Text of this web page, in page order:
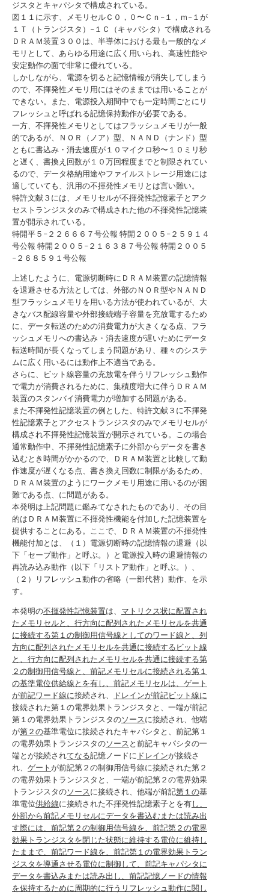
ジスタとキャパシタで構成されている。
図１１に示す、メモリセルＣ０，０〜Ｃｎ−１，ｍ−１が
１Ｔ（トランジスタ）−１Ｃ（キャパシタ）で構成される
ＤＲＡＭ装置３００は、半導体における最も一般的なメ
モリとして、あらゆる用途に広く用いられ、高速性能や
安定動作の面で非常に優れている。
しかしながら、電源を切ると記憶情報が消失してしまう
ので、不揮発性メモリ用にはそのままでは用いることが
できない。また、電源投入期間中でも一定時間ごとにリ
フレッシュと呼ばれる記憶保持動作が必要である。
一方、不揮発性メモリとしてはフラッシュメモリが一般
的であるが、ＮＯＲ（ノア）型、ＮＡＮＤ（ナンド）型
ともに書込み・消去速度が１０マイクロ秒〜１０ミリ秒
と遅く、書換え回数が１０万回程度までと制限されてい
るので、データ格納用途やファイルストレージ用途には
適していても、汎用の不揮発性メモリとは言い難い。
特許文献３には、メモリセルが不揮発性記憶素子とアク
セストランジスタのみで構成された他の不揮発性記憶装
置が開示されている。
特開平５−２２６６６７号公報 特開２００５−２５９１４
号公報 特開２００５−２１６３８７号公報 特開２００５
−２６８５９１号公報
上述したように、電源切断時にＤＲＡＭ装置の記憶情報
を退避させる方法としては、外部のＮＯＲ型やＮＡＮＤ
型フラッシュメモリを用いる方法が使われているが、大
きなバス配線容量や外部接続端子容量を充放電するため
に、データ転送のための消費電力が大きくなる点、フラ
ッシュメモリへの書込み・消去速度が遅いためにデータ
転送時間が長くなってしまう問題があり、種々のシステ
ムに広く用いるには動作上不適当である。
さらに、ビット線容量の充放電を伴うリフレッシュ動作
で電力が消費されるために、集積度増大に伴うＤＲＡＭ
装置のスタンバイ消費電力が増加する問題がある。
また不揮発性記憶装置の例とした、特許文献３に不揮発
性記憶素子とアクセストランジスタのみでメモリセルが
構成され不揮発性記憶装置が開示されている。この場合
通常動作中、不揮発性記憶素子に外部からデータを書き
込むとき時間がかかるので、ＤＲＡＭ装置と比較して動
作速度が遅くなる点、書き換え回数に制限があるため、
ＤＲＡＭ装置のようにワークメモリ用途に用いるのが困
難である点、に問題がある。
本発明は上記問題に鑑みてなされたものであり、その目
的はＤＲＡＭ装置に不揮発性機能を付加した記憶装置を
提供することにある。ここで、ＤＲＡＭ装置の不揮発性
機能付加とは、（１）電源切断時の記憶情報の退避（以
下「セーブ動作」と呼ぶ。）と電源投入時の退避情報の
再読み込み動作（以下「リストア動作」と呼ぶ。）、
（２）リフレッシュ動作の省略（一部代替）動作、を示
す。
本発明の不揮発性記憶装置は、 マトリクス状に配置され
たメモリセルと、行方向に配列されたメモリセルを共通
に接続する第１の制御用信号線としてのワード線と、列
方向に配列されたメモリセルを共通に接続するビット線
と、行方向に配列されたメモリセルを共通に接続する第
２の制御用信号線と、前記メモリセルに接続される第１
の基準電位供給線とを有し、前記メモリセルは、ゲート
が前記ワード線に接続され、
ドレインが前記ビット線に
接続された第１の電界効果トランジスタと、一端が前記
第１の電界効果トランジスタのソースに接続され、他端
が第２の基準電位に接続されたキャパシタと、前記第１
の電界効果トランジスタのソース と前記キャパシタの一
端とが接続されてなる記憶ノードに ドレインが接続さ
れ、 ゲート が前記第２の制御用信号線に接続された第２
の電界効果トランジスタと、一端が前記第２の電界効果
トランジスタのソースに接続され、他端が前記第１の基
準電位供給線に接続された不揮発性記憶素子とを有し、
外部から前記メモリセルにデータを書込むまたは読み出
す際には、前記第２の制御用信号線を、前記第２の電界
効果トランジスタを閉じた状態に維持する電位に維持し
たままで、前記ワード線を、前記第１の電界効果トラン
ジスタを導通させる電位に制御して、前記キャパシタに
データを書込みまたは読み出し、前記記憶ノードの情報
を保持するために周期的に行うリフレッシュ動作に関し